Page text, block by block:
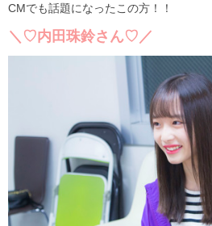
CMでも話題になったこの方！！
＼♡内田珠鈴さん♡／